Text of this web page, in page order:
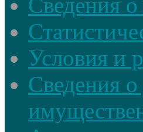
Сведения
Условия и
Сведения о